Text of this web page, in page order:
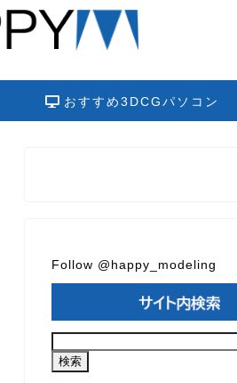
おすすめ3DCGパソコン
Follow @happy_modeling